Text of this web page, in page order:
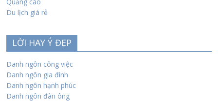
Du lịch giá rẻ
LỜI HAY Ý ĐẸP
Danh ngôn công việc
Danh ngôn gia đình
Danh ngôn hạnh phúc
Danh ngôn đàn ông